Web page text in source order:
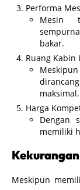
Performa
Mesin
bakar.
Ruang Kabin
maksimal.
Harga
Dengan
memiliki
Meskipun